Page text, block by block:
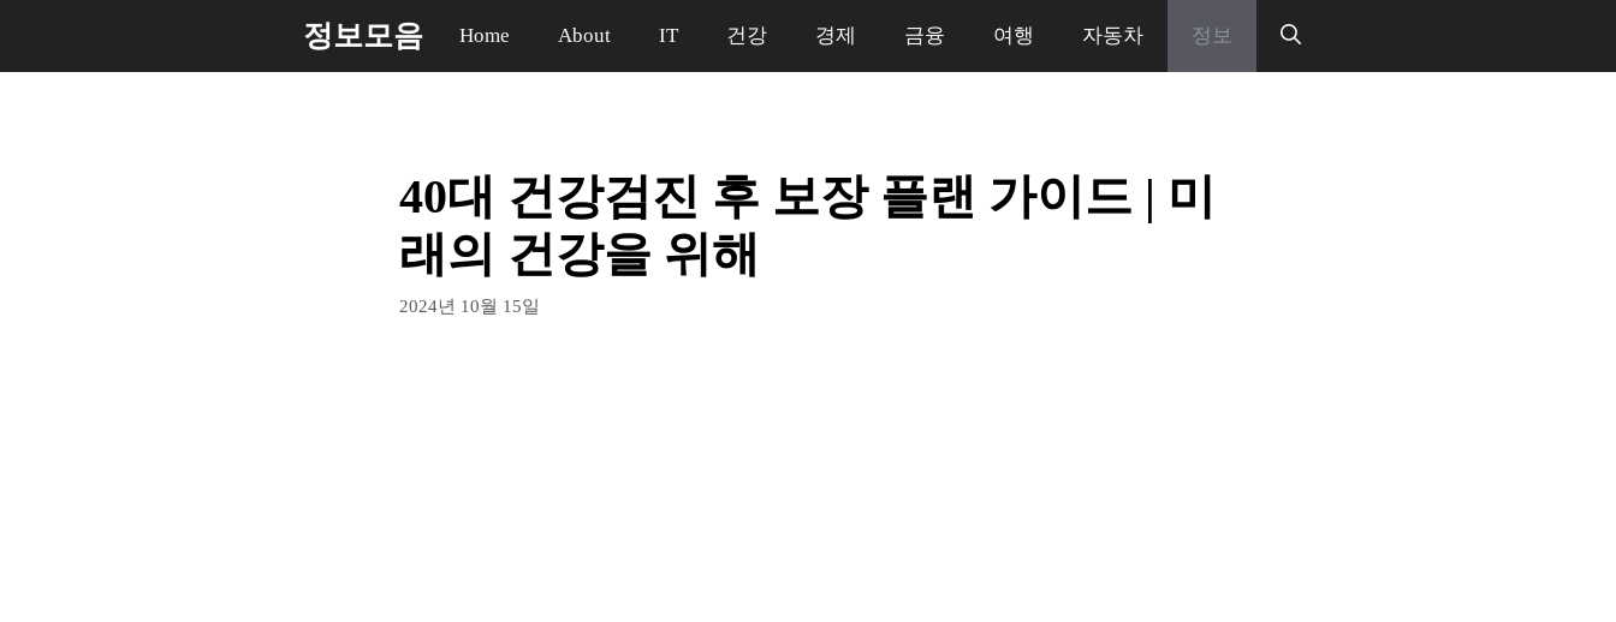
정보모음 Home About IT 건강 경제 금융 여행 자동차 정보
40대 건강검진 후 보장 플랜 가이드 | 미
래의 건강을 위해
2024년 10월 15일